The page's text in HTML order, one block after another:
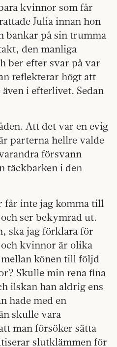
kvinnor som får
Julia innan hon
bankar på sin trumma
den manliga
ber efter svar på var
reflekterar högt att
i efterlivet. Sedan
Att det var en evig
parterna hellre valde
försvann
täckbarken i den
får inte jag komma till
ser bekymrad ut.
ska jag förklara för
kvinnor är olika
könen till följd
Skulle min rena fina
ilskan han aldrig ens
hade med en
skulle vara
man försöker sätta
slutklämmen för